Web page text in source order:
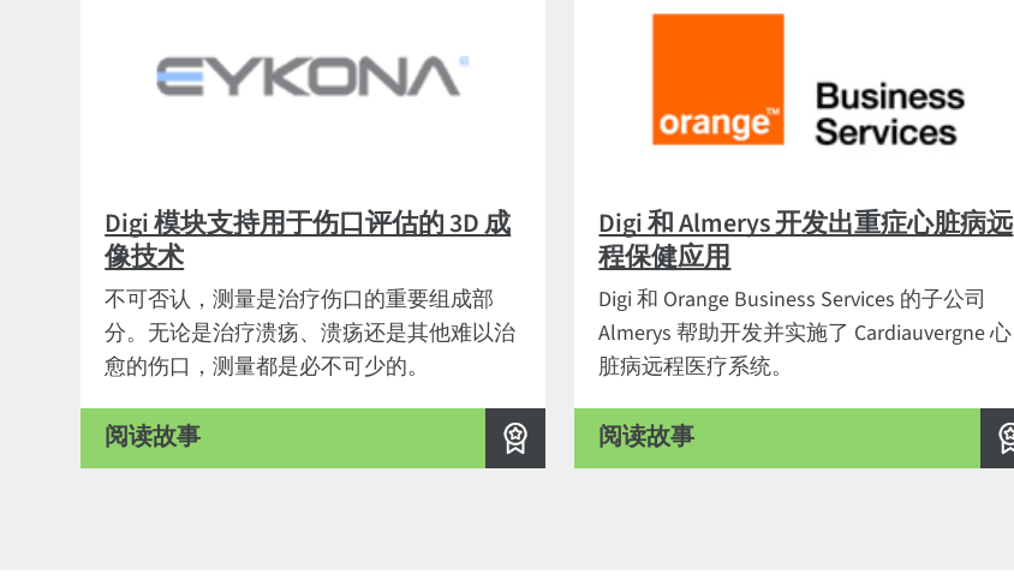
Digi 模块支持用于伤口评估的 3D 成
像技术
不可否认，测量是治疗伤口的重要组成部
分。无论是治疗溃疡、溃疡还是其他难以治
愈的伤口，测量都是必不可少的。
阅读故事
Digi 和 Almerys 开发出重症心脏病远
程保健应用
Digi 和 Orange Business Services 的子公司
Almerys 帮助开发并实施了 Cardiauvergne 心
脏病远程医疗系统。
阅读故事